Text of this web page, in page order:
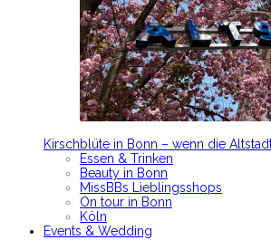
Kirschblüte in Bonn – wenn die
Essen & Trinken
Beauty in Bonn
MissBBs Lieblingsshops
On tour in Bonn
Köln
Events & Wedding